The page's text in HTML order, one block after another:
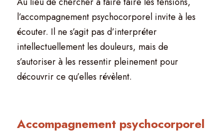
l’accompagnement psychocorporel invite à les
écouter. Il ne s’agit pas d’interpréter
intellectuellement les douleurs, mais de
s’autoriser à les ressentir pleinement pour
découvrir ce qu’elles révèlent.
Accompagnement psychocorporel